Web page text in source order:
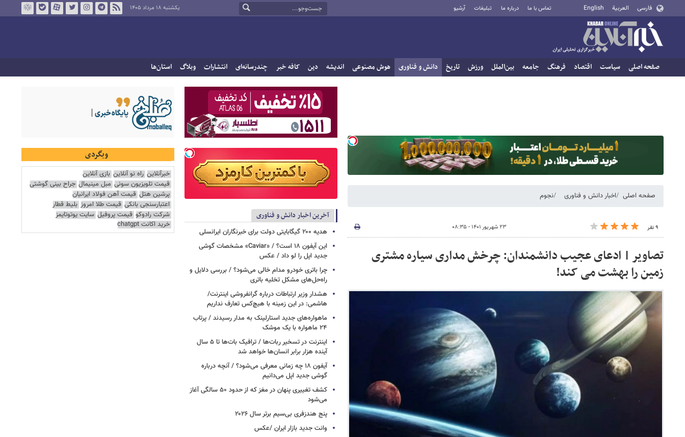
فارسی العربية English تماس با ما درباره ما تبلیغات آرشیو یکشنبه ۱۸ مرداد ۱۴۰۵
صفحه اصلی سیاست اقتصاد فرهنگ جامعه بین‌الملل ورزش تاریخ دانش و فناوری هوش مصنوعی اندیشه دین کافه خبر چندرسانه‌ای انتشارات وبلاگ استان‌ها
صفحه اصلی اخبار دانش و فناوری نجوم
۹ نفر ۲۳ شهریور ۱۴۰۱ - ۰۸:۳۵
تصاویر | ادعای عجیب دانشمندان: چرخش مداری سیاره مشتری
زمین را بهشت می کند!
آخرین اخبار دانش و فناوری
هدیه ۲۰۰ گیگابایتی دولت برای خبرنگاران ایرانسلی
این آیفون ۱۸ است؟ / «Caviar» مشخصات گوشی
جدید اپل را لو داد / عکس
چرا باتری خودرو مدام خالی می‌شود؟ / بررسی دلایل و
راه‌حل‌های مشکل تخلیه باتری
هشدار وزیر ارتباطات درباره گرانفروشی اینترنت/
هاشمی: در این زمینه با هیچ‌کس تعارف نداریم
ماهواره‌های جدید استارلینک به مدار رسیدند / پرتاب
۲۴ ماهواره با یک موشک
اینترنت در تسخیر ربات‌ها / ترافیک بات‌ها تا ۵ سال
آینده هزار برابر انسان‌ها خواهد شد
آیفون ۱۸ چه زمانی معرفی می‌شود؟ / آنچه درباره
گوشی جدید اپل می‌دانیم
کشف تغییری پنهان در مغز که از حدود ۵۰ سالگی آغاز
می‌شود
پنج هندزفری بی‌سیم برتر سال ۲۰۲۶
وانت جدید بازار ایران /عکس
وبگردی
خبرآنلاین راه نو آنلاین بازی آنلاین
قیمت تلویزیون سونی مبل مینیمال جراح بینی گوشتی
پرشین هتل قیمت آهن فولاد ایرانیان
اعتبارسنجی بانکی قیمت طلا امروز بلیط قطار
شرکت رادوکو قیمت پروفیل سایت یوتوتایمز
خرید اکانت chatgpt